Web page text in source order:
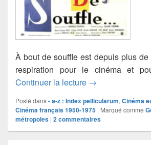
À bout de souffle est depuis plus
respiration pour le cinéma et
Continuer la lecture À bout de souffle
→
Posté dans- a-z : Index pellicularum, Cinéma
Cinéma français 1950-1975 | Marqué comme
métropoles | 2commentaires